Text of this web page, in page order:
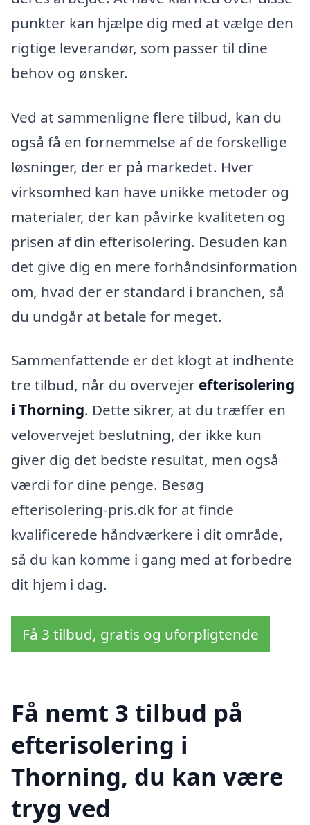
punkter kan hjælpe dig med at vælge den
rigtige leverandør, som passer til dine
behov og ønsker.
Ved at sammenligne flere tilbud, kan du
også få en fornemmelse af de forskellige
løsninger, der er på markedet. Hver
virksomhed kan have unikke metoder og
materialer, der kan påvirke kvaliteten og
prisen af din efterisolering. Desuden kan
det give dig en mere forhåndsinformation
om, hvad der er standard i branchen, så
du undgår at betale for meget.
Sammenfattende er det klogt at indhente
tre tilbud, når du overvejer efterisolering
i Thorning. Dette sikrer, at du træffer en
velovervejet beslutning, der ikke kun
giver dig det bedste resultat, men også
værdi for dine penge. Besøg
efterisolering-pris.dk for at finde
kvalificerede håndværkere i dit område,
så du kan komme i gang med at forbedre
dit hjem i dag.
Få 3 tilbud, gratis og uforpligtende
Få nemt 3 tilbud på
efterisolering i
Thorning, du kan være
tryg ved